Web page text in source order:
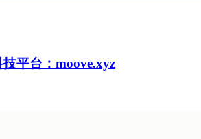
平台：moove.xyz